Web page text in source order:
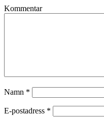
Kommentar
Namn *
E-postadress *